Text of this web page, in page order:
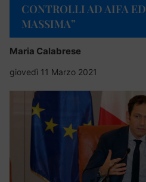
CONTROLLI AD AIFA
MASSIMA”
Maria Calabrese
giovedì 11 Marzo 2021